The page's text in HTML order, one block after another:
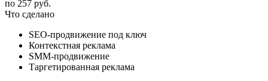
по 257 руб.
Что сделано
SEO-продвижение под ключ
Контекстная реклама
SMM-продвижение
Таргетированная реклама